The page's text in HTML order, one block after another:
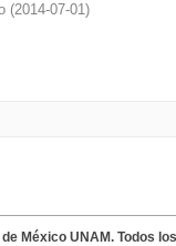
(2014-07-01)
México UNAM. Todos